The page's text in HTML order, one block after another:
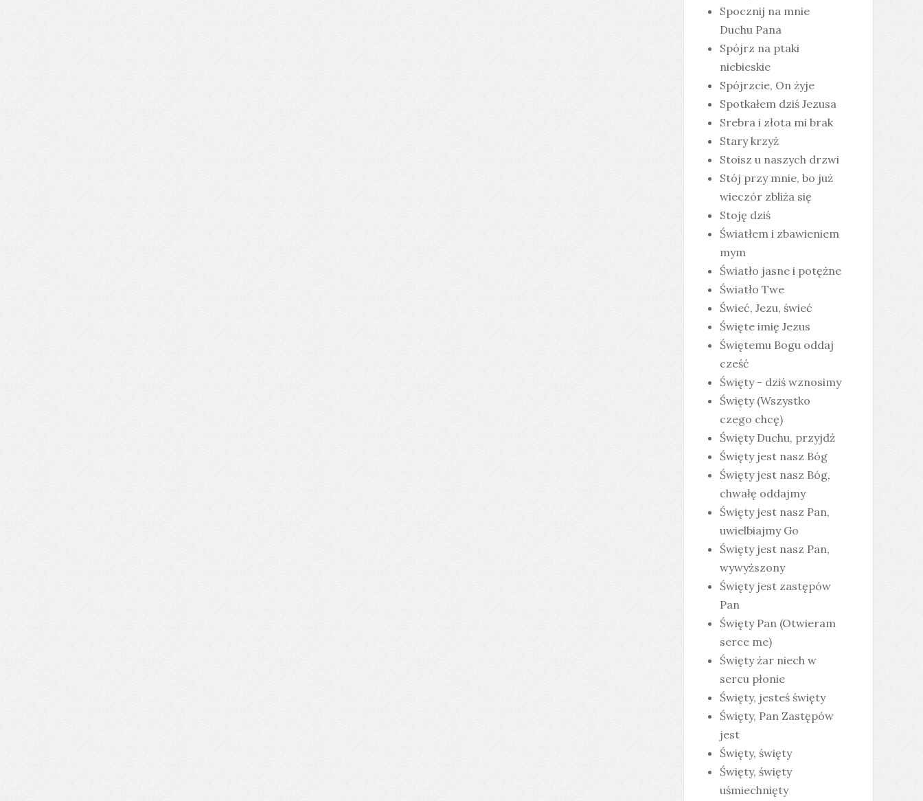
Spocznij na mnie
Duchu Pana
Spójrz na ptaki
niebieskie
Spójrzcie, On żyje
Spotkałem dziś Jezusa
Srebra i złota mi brak
Stary krzyż
Stoisz u naszych drzwi
Stój przy mnie, bo już
wieczór zbliża się
Stoję dziś
Światłem i zbawieniem
mym
Światło jasne i potężne
Światło Twe
Świeć, Jezu, świeć
Święte imię Jezus
Świętemu Bogu oddaj
cześć
Święty - dziś wznosimy
Święty (Wszystko
czego chcę)
Święty Duchu, przyjdź
Święty jest nasz Bóg
Święty jest nasz Bóg,
chwałę oddajmy
Święty jest nasz Pan,
uwielbiajmy Go
Święty jest nasz Pan,
wywyższony
Święty jest zastępów
Pan
Święty Pan (Otwieram
serce me)
Święty żar niech w
sercu płonie
Święty, jesteś święty
Święty, Pan Zastępów
jest
Święty, święty
Święty, święty
uśmiechnięty